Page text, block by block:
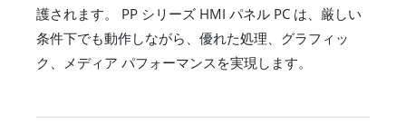
護されます。 PP シリーズ HMI パネル PC は、厳しい
条件下でも動作しながら、優れた処理、グラフィッ
ク、メディア パフォーマンスを実現します。